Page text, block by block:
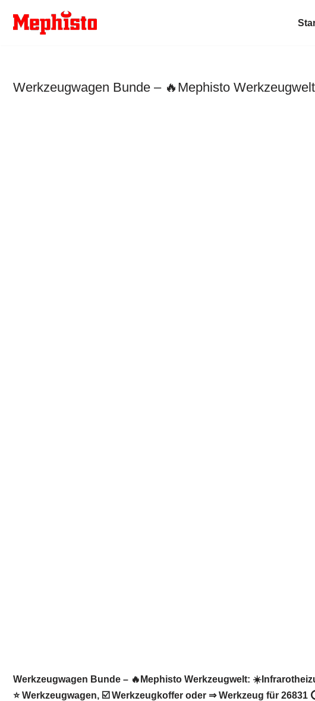
Zum
Werkzeugwagen Bunde – 🔥Mephisto
Werkzeugwagen Bunde – 🔥Mephisto Werkzeugwelt:
⭐ Werkzeugwagen, ☑️ Werkzeugkoffer oder ⇒ Werkzeug für